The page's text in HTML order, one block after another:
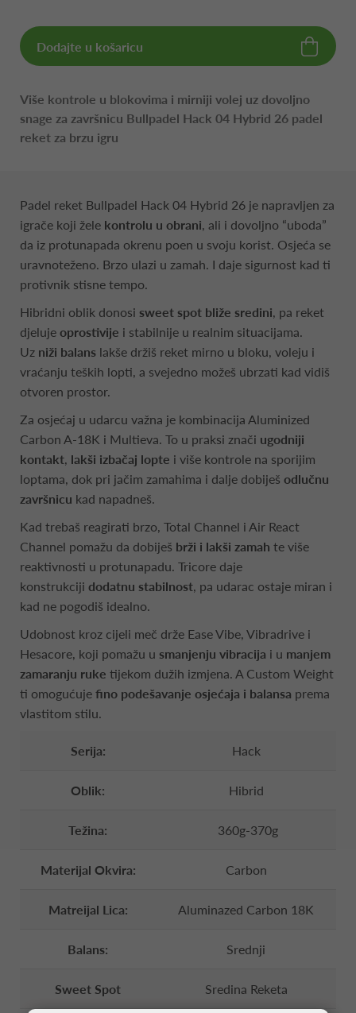
Dodajte u košaricu
Više kontrole u blokovima i mirniji volej uz dovoljno
snage za završnicu Bullpadel Hack 04 Hybrid 26 padel
reket za brzu igru
Padel reket Bullpadel Hack 04 Hybrid 26 je napravljen za
igrače koji žele kontrolu u obrani, ali i dovoljno “uboda”
da iz protunapada okrenu poen u svoju korist. Osjeća se
uravnoteženo. Brzo ulazi u zamah. I daje sigurnost kad ti
protivnik stisne tempo.
Hibridni oblik donosi sweet spot bliže sredini, pa reket
djeluje oprostivije i stabilnije u realnim situacijama.
Uz niži balans lakše držiš reket mirno u bloku, voleju i
vraćanju teških lopti, a svejedno možeš ubrzati kad vidiš
otvoren prostor.
Za osjećaj u udarcu važna je kombinacija Aluminized
Carbon A-18K i Multieva. To u praksi znači ugodniji
kontakt, lakši izbačaj lopte i više kontrole na sporijim
loptama, dok pri jačim zamahima i dalje dobiješ odlučnu
završnicu kad napadneš.
Kad trebaš reagirati brzo, Total Channel i Air React
Channel pomažu da dobiješ brži i lakši zamah te više
reaktivnosti u protunapadu. Tricore daje
konstrukciji dodatnu stabilnost, pa udarac ostaje miran i
kad ne pogodiš idealno.
Udobnost kroz cijeli meč drže Ease Vibe, Vibradrive i
Hesacore, koji pomažu u smanjenju vibracija i u manjem
zamaranju ruke tijekom dužih izmjena. A Custom Weight
ti omogućuje fino podešavanje osjećaja i balansa prema
vlastitom stilu.
Serija: Hack
Oblik: Hibrid
Težina: 360g-370g
Materijal Okvira: Carbon
Matreijal Lica: Aluminazed Carbon 18K
Balans: Srednji
Sweet Spot Sredina Reketa